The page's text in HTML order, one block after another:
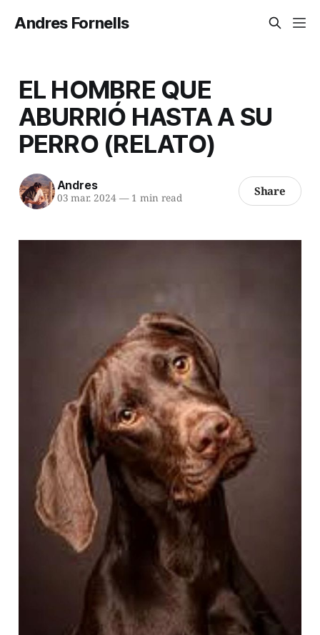
Andres Fornells
EL HOMBRE QUE
ABURRIÓ HASTA A SU
PERRO (RELATO)
Andres
03 mar. 2024 —1 min read Share